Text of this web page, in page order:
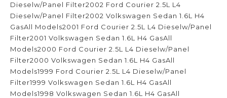
Dieselw/Panel Filter2002 Ford Courier 2.5L L4
Dieselw/Panel Filter2002 Volkswagen Sedan 1.6L H4
GasAll Models2001 Ford Courier 2.5L L4 Dieselw/Panel
Filter2001 Volkswagen Sedan 1.6L H4 GasAll
Models2000 Ford Courier 2.5L L4 Dieselw/Panel
Filter2000 Volkswagen Sedan 1.6L H4 GasAll
Models1999 Ford Courier 2.5L L4 Dieselw/Panel
Filter1999 Volkswagen Sedan 1.6L H4 GasAll
Models1998 Volkswagen Sedan 1.6L H4 GasAll